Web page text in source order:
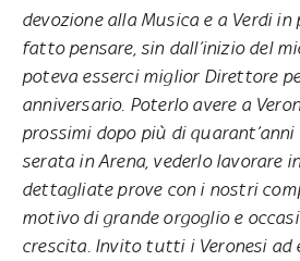
devozione alla Musica e a Verdi
fatto pensare, sin dall’inizio del
poteva esserci miglior Direttore
anniversario. Poterlo avere a
prossimi dopo più di quarant’anni
serata in Arena, vederlo lavorare
dettagliate prove con i nostri
motivo di grande orgoglio e
crescita. Invito tutti i Veronesi ad